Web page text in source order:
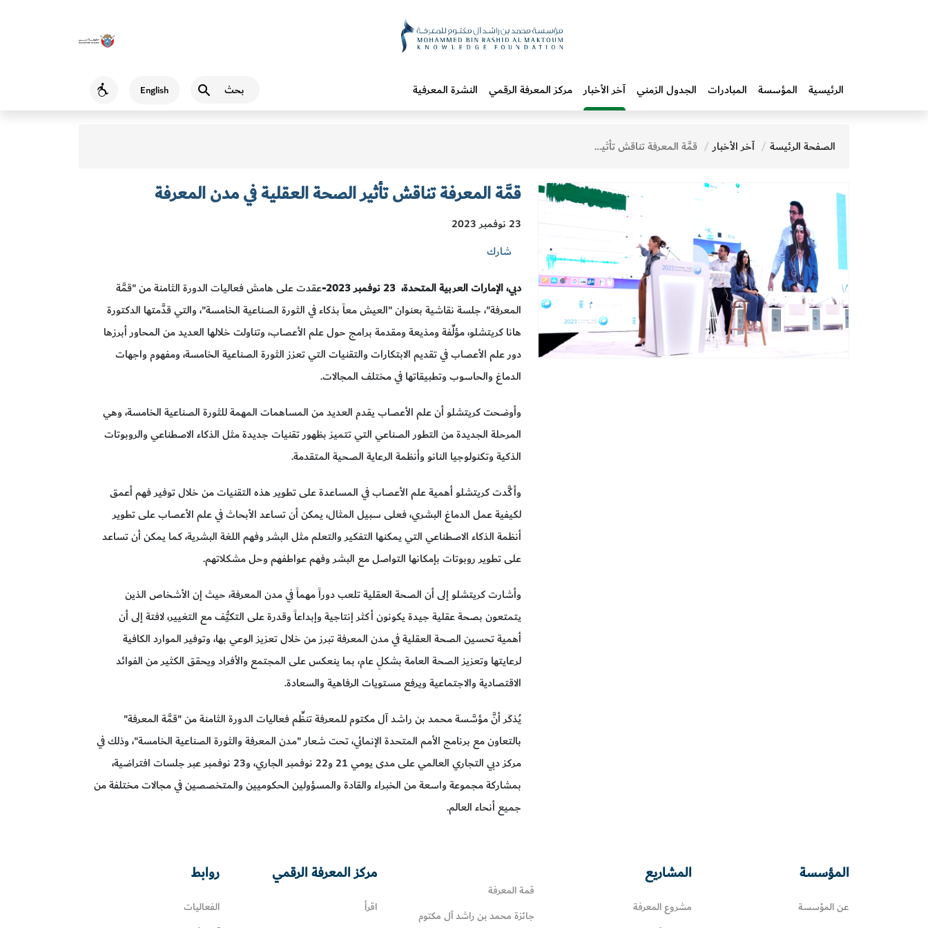
English
Accessibility الرئيسية المؤسسة المبادرات‎ الجدول الزمني آخر الأخبار مركز المعرفة الرقمي النشرة المعرفية
الصفحة الرئيسة آخر الأخبار قمَّة المعرفة تناقش تأثير الصحة العقلية في مدن المعرفة
قمَّة المعرفة تناقش تأثير الصحة العقلية في مدن المعرفة
23 نوفمبر 2023
شارك
دبي،الإمارات العربية المتحدة،
عقدت على هامش فعاليات الدورة الثامنة من "قمَّة
المعرفة"، جلسة نقاشية بعنوان "العيش معاً بذكاء في الثورة الصناعية الخامسة"، والتي قدَّمتها الدكتورة
هانا كريتشلو، مؤلِّفة ومذيعة ومقدمة برامج حول علم الأعصاب، وتناولت خلالها العديد من المحاور أبرزها
دور علم الأعصاب في تقديم الابتكارات والتقنيات التي تعزز الثورة الصناعية الخامسة، ومفهوم واجهات
الدماغ والحاسوب وتطبيقاتها في مختلف المجالات.
وأوضحت كريتشلو أن علم الأعصاب يقدم العديد من المساهمات المهمة للثورة الصناعية الخامسة، وهي
المرحلة الجديدة من التطور الصناعي التي تتميز بظهور تقنيات جديدة مثل الذكاء الاصطناعي والروبوتات
الذكية وتكنولوجيا النانو وأنظمة الرعاية الصحية المتقدمة.
وأكَّدت كريتشلو أهمية علم الأعصاب في المساعدة على تطوير هذه التقنيات من خلال توفير فهم أعمق
لكيفية عمل الدماغ البشري، فعلى سبيل المثال، يمكن أن تساعد الأبحاث في علم الأعصاب على تطوير
أنظمة الذكاء الاصطناعي التي يمكنها التفكير والتعلم مثل البشر وفهم اللغة البشرية، كما يمكن أن تساعد
على تطوير روبوتات بإمكانها التواصل مع البشر وفهم عواطفهم وحل مشكلاتهم.
وأشارت كريتشلو إلى أن الصحة العقلية تلعب دوراً مهماً في مدن المعرفة، حيث إن الأشخاص الذين
يتمتعون بصحة عقلية جيدة يكونون أكثر إنتاجية وإبداعاً وقدرة على التكيُّف مع التغيير، لافتة إلى أن
أهمية تحسين الصحة العقلية في مدن المعرفة تبرز من خلال تعزيز الوعي بها، وتوفير الموارد الكافية
لرعايتها وتعزيز الصحة العامة بشكلٍ عام، بما ينعكس على المجتمع والأفراد ويحقق الكثير من الفوائد
الاقتصادية والاجتماعية ويرفع مستويات الرفاهية والسعادة.
يُذكَر أنَّ مؤسَّسة محمد بن راشد آل مكتوم للمعرفة تنظِّم فعاليات الدورة الثامنة من "قمَّة المعرفة"
بالتعاون مع برنامج الأمم المتحدة الإنمائي، تحت شعار "مدن المعرفة والثورة الصناعية الخامسة"، وذلك في
مركز دبي التجاري العالمي على مدى يومي 21 و22 نوفمبر الجاري، و23 نوفمبر عبر جلسات افتراضية،
بمشاركة مجموعة واسعة من الخبراء والقادة والمسؤولين الحكوميين والمتخصصين في مجالات مختلفة من
جميع أنحاء العالم.
المؤسسة
عن المؤسسة
المشاريع
مشروع المعرفة
قمة المعرفة
جائزة محمد بن راشد آل مكتوم
مركز المعرفة الرقمي
اقرأ
روابط
الفعاليات